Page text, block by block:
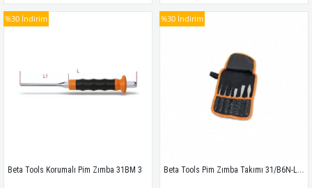
Beta Tools Korumalı Pim Zımba 31BM 3
%30 İndirim
Beta Tools Pim Zımba Takımı 31/B6N-LSE
%30 İndirim